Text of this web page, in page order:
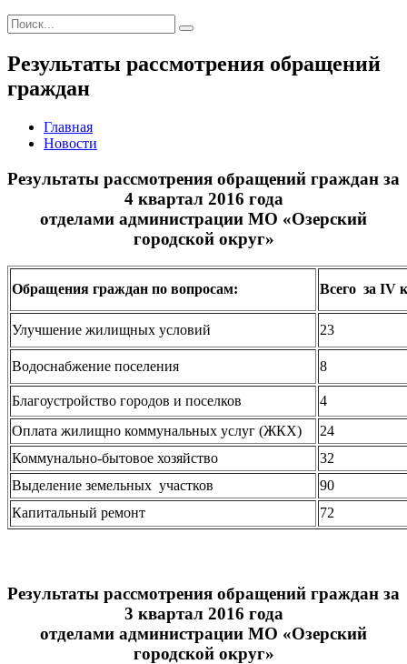
Результаты рассмотрения обращений
граждан
Главная
Новости
Результаты рассмотрения обращений граждан за
4 квартал 2016 года
отделами администрации МО «Озерский
городской округ»
Обращения граждан по вопросам: Всего за IV
Улучшение жилищных условий 23
Водоснабжение поселения 8
Благоустройство городов и поселков
4
Оплата жилищно коммунальных услуг (ЖКХ)
24
Коммунально-бытовое хозяйство
32
Выделение земельных участков
90
Капитальный ремонт
72
Результаты рассмотрения обращений граждан за
3 квартал 2016 года
отделами администрации МО «Озерский
городской округ»